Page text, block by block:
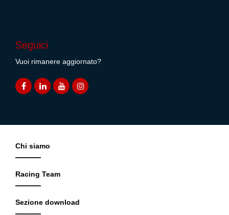
Seguici
Vuoi rimanere aggiornato?
Chi siamo
Racing Team
Sezione download